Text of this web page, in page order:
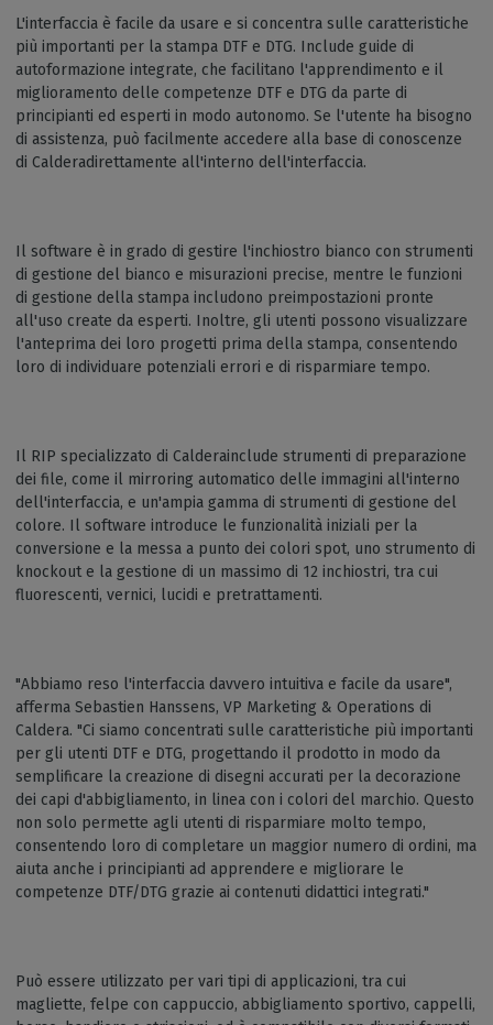
L'interfaccia è facile da usare e si concentra sulle caratteristiche
più importanti per la stampa DTF e DTG. Include guide di
autoformazione integrate, che facilitano l'apprendimento e il
miglioramento delle competenze DTF e DTG da parte di
principianti ed esperti in modo autonomo. Se l'utente ha bisogno
di assistenza, può facilmente accedere alla base di conoscenze
di Calderadirettamente all'interno dell'interfaccia.
Il software è in grado di gestire l'inchiostro bianco con strumenti
di gestione del bianco e misurazioni precise, mentre le funzioni
di gestione della stampa includono preimpostazioni pronte
all'uso create da esperti. Inoltre, gli utenti possono visualizzare
l'anteprima dei loro progetti prima della stampa, consentendo
loro di individuare potenziali errori e di risparmiare tempo.
Il RIP specializzato di Calderainclude strumenti di preparazione
dei file, come il mirroring automatico delle immagini all'interno
dell'interfaccia, e un'ampia gamma di strumenti di gestione del
colore. Il software introduce le funzionalità iniziali per la
conversione e la messa a punto dei colori spot, uno strumento di
knockout e la gestione di un massimo di 12 inchiostri, tra cui
fluorescenti, vernici, lucidi e pretrattamenti.
"Abbiamo reso l'interfaccia davvero intuitiva e facile da usare",
afferma Sebastien Hanssens, VP Marketing & Operations di
Caldera. "Ci siamo concentrati sulle caratteristiche più importanti
per gli utenti DTF e DTG, progettando il prodotto in modo da
semplificare la creazione di disegni accurati per la decorazione
dei capi d'abbigliamento, in linea con i colori del marchio. Questo
non solo permette agli utenti di risparmiare molto tempo,
consentendo loro di completare un maggior numero di ordini, ma
aiuta anche i principianti ad apprendere e migliorare le
competenze DTF/DTG grazie ai contenuti didattici integrati."
Può essere utilizzato per vari tipi di applicazioni, tra cui
magliette, felpe con cappuccio, abbigliamento sportivo, cappelli,